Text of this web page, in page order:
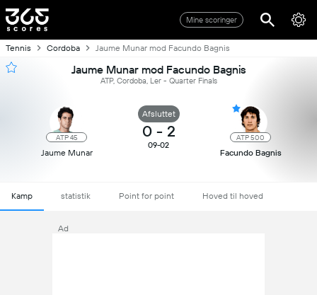
Mine scoringer
Tennis Cordoba Jaume Munar mod Facundo Bagnis
Jaume Munar mod Facundo Bagnis
ATP, Cordoba, Ler - Quarter Finals
ATP 45
Jaume Munar
Afsluttet
0 - 2
09-02
ATP 500
Facundo Bagnis
Kamp statistik Point for point Hoved til hoved
Ad